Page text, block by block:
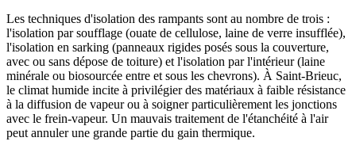
Les techniques d'isolation des rampants sont au nombre de trois :
l'isolation par soufflage (ouate de cellulose, laine de verre insufflée),
l'isolation en sarking (panneaux rigides posés sous la couverture,
avec ou sans dépose de toiture) et l'isolation par l'intérieur (laine
minérale ou biosourcée entre et sous les chevrons). À Saint-Brieuc,
le climat humide incite à privilégier des matériaux à faible résistance
à la diffusion de vapeur ou à soigner particulièrement les jonctions
avec le frein-vapeur. Un mauvais traitement de l'étanchéité à l'air
peut annuler une grande partie du gain thermique.